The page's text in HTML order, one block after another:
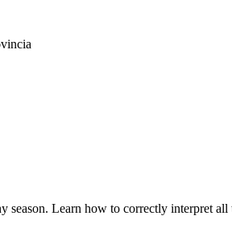
Learn how to correctly interpret